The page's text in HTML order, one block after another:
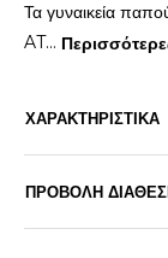
Τα γυναικεία
AT...
ΧΑΡΑΚΤΗΡΙΣΤΙΚΑ
ΠΡΟΒΟΛΗ